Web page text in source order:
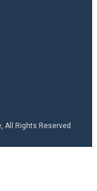
All Rights Reserved